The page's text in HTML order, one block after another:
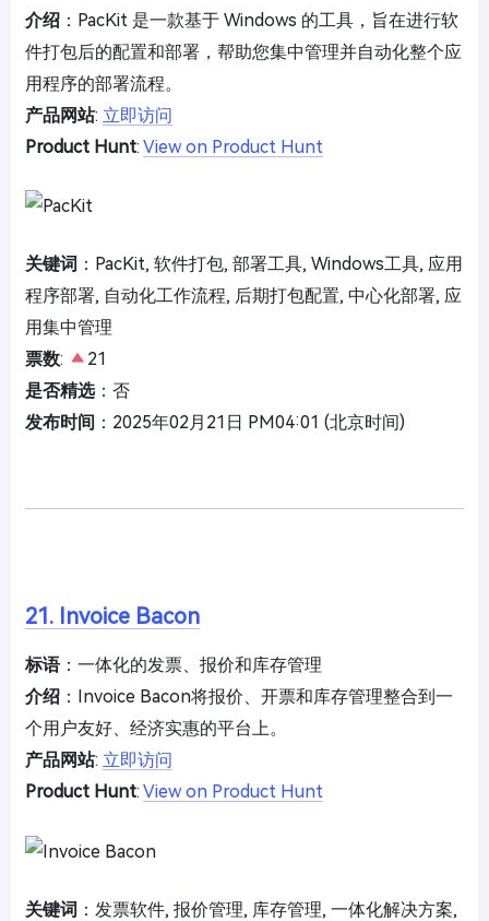
介绍 ：PacKit 是一款基于 Windows 的工具，旨在进行软
件打包后的配置和部署，帮助您集中管理并自动化整个应
用程序的部署流程。
产品网站: 立即访问
Product Hunt: View on Product Hunt
关键词 ：PacKit, 软件打包, 部署工具, Windows工具, 应用
程序部署, 自动化工作流程, 后期打包配置, 中心化部署, 应
用集中管理
票数:
21
是否精选：否
发布时间 ：2025年02月21日 PM04:01 (北京时间)
21. Invoice Bacon
标语：一体化的发票、报价和库存管理
介绍 ：Invoice Bacon将报价、开票和库存管理整合到一
个用户友好、经济实惠的平台上。
产品网站: 立即访问
Product Hunt: View on Product Hunt
关键词 ：发票软件, 报价管理, 库存管理, 一体化解决方案,